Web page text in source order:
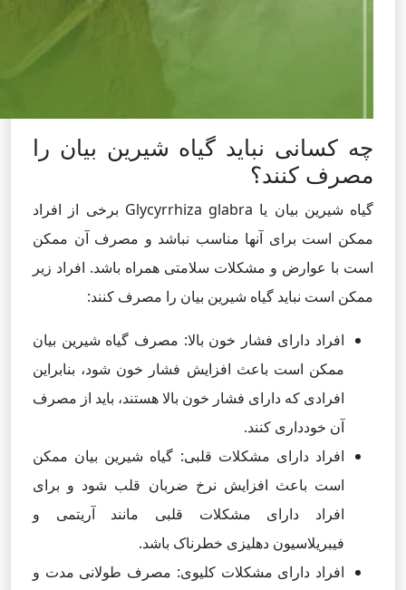
چه کسانی نباید گیاه شیرین بیان را
مصرف کنند؟
گیاه شیرین بیان یا Glycyrrhiza glabra برخی از افراد
ممکن است برای آنها مناسب نباشد و مصرف آن ممکن
است با عوارض و مشکلات سلامتی همراه باشد. افراد زیر
ممکن است نباید گیاه شیرین بیان را مصرف کنند:
افراد دارای فشار خون بالا: مصرف گیاه شیرین بیان
ممکن است باعث افزایش فشار خون شود، بنابراین
افرادی که دارای فشار خون بالا هستند، باید از مصرف
آن خودداری کنند.
افراد دارای مشکلات قلبی: گیاه شیرین بیان ممکن
است باعث افزایش نرخ ضربان قلب شود و برای
افراد دارای مشکلات قلبی مانند آریتمی و
فیبریلاسیون دهلیزی خطرناک باشد.
افراد دارای مشکلات کلیوی: مصرف طولانی مدت و